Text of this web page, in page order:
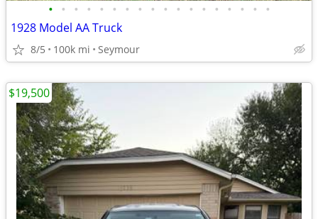
• • • • • • • • • • • • • • • • • •
1928 Model AA Truck
8/5 100k mi Seymour
$19,500